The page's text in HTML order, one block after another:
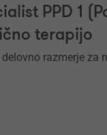
PPD 1
terapijo
razmerje za